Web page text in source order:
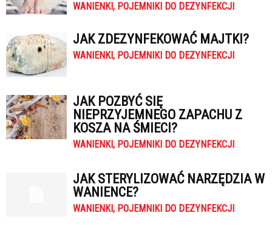
WANIENKI, POJEMNIKI DO DEZYNFEKCJI
JAK ZDEZYNFEKOWAĆ MAJTKI?
WANIENKI, POJEMNIKI DO DEZYNFEKCJI
JAK POZBYĆ SIĘ
NIEPRZYJEMNEGO ZAPACHU Z
KOSZA NA ŚMIECI?
WANIENKI, POJEMNIKI DO DEZYNFEKCJI
JAK STERYLIZOWAĆ NARZĘDZIA W
WANIENCE?
WANIENKI, POJEMNIKI DO DEZYNFEKCJI